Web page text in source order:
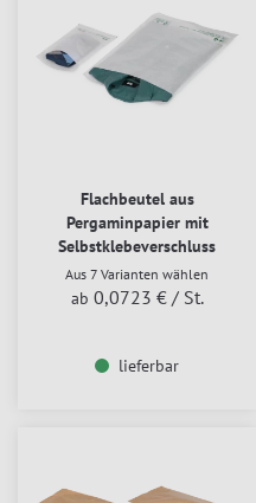
Flachbeutel aus
Pergaminpapier mit
Selbstklebeverschluss
Aus 7 Varianten wählen
ab 0,0723 € / St.
lieferbar